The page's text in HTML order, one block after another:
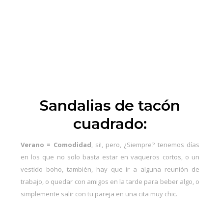
Sandalias de tacón
cuadrado:
Verano = Comodidad , si!, pero, ¿Siempre? tenemos días
en los que no solo basta estar en vaqueros cortos, o un
vestido boho, también, hay que ir a alguna reunión de
trabajo, o quedar con amigos en la tarde para beber algo, o
simplemente salir con tu pareja en una cita muy chic.